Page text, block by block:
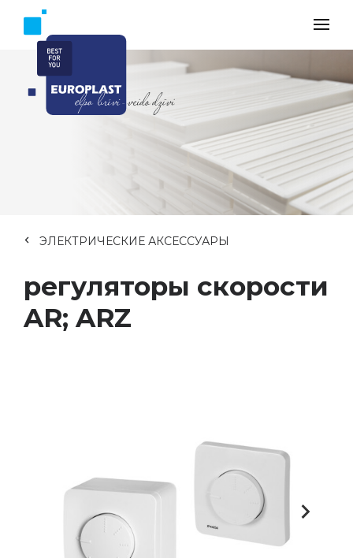
ЭЛЕКТРИЧЕСКИЕ АКСЕССУАРЫ
регуляторы скорости
AR; ARZ